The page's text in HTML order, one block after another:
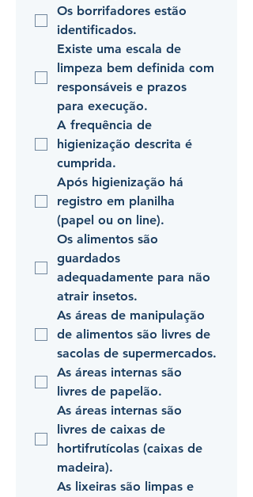
Os borrifadores estão
identificados.
Existe uma escala de
limpeza bem definida com
responsáveis e prazos
para execução.
A frequência de
higienização descrita é
cumprida.
Após higienização há
registro em planilha
(papel ou on line).
Os alimentos são
guardados
adequadamente para não
atrair insetos.
As áreas de manipulação
de alimentos são livres de
sacolas de supermercados.
As áreas internas são
livres de papelão.
As áreas internas são
livres de caixas de
hortifrutícolas (caixas de
madeira).
As lixeiras são limpas e